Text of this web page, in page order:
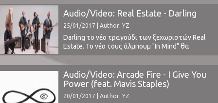
έρχεται για πρώτη φορά στην Ελλάδα την
Κυριακή 5 Φεβρουαρίου στο six d.o.g.s.Βασικό
μέλος των Arcade Fire, είναι επίσης δημιουργός
του αναγνωρισμένου σύγχρονου μουσικού
συνόλου Bell Orchestre, και πιο πρόσφατα,
μέλος ενός συναρπαστικού νέου ντουέτου με ...
Audio/Video: Real Estate - Darling
25/01/2017 | Author: YZ
Darling το νέο τραγούδι των ξεχωριστών Real
Estate. Το νέο τους άλμπουμ "In Mind" θα
κυκλοφορήσει στις 17 Μαρτίου από τη Domino
Records.Κυκλοφορούν νέα μουσική με
διαφοροποιημένο line-up μετά από τρία χρόνια
και το άλμπουμ "Atlas" [2014], ενώ έχουν ήδη
ανακοινωθεί από το Coachella Festival. ⁪
Audio/Video: Arcade Fire - I Give You
Power (feat. Mavis Staples)
20/01/2017 | Author: YZ